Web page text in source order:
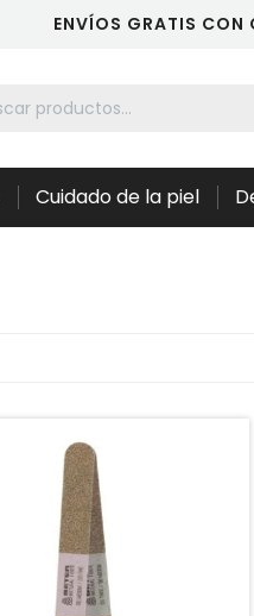
ENVÍOS GRATIS
Cuidado de la piel